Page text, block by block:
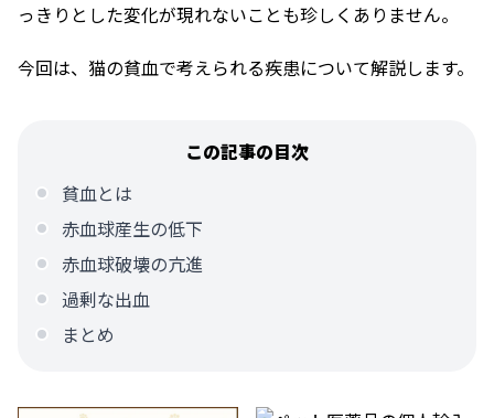
っきりとした変化が現れないことも珍しくありません。
今回は、猫の貧血で考えられる疾患について解説します。
この記事の目次
貧血とは
赤血球産生の低下
赤血球破壊の亢進
過剰な出血
まとめ